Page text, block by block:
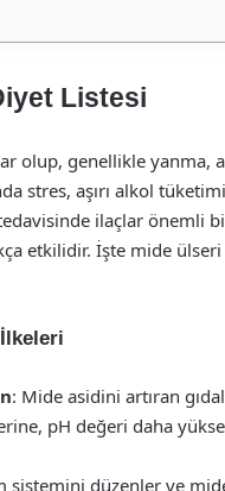
Listesi
olup, genellikle yanma,
stres, aşırı alkol
ilaçlar önemli
etkilidir. İşte mide
: Mide asidini artıran
pH değeri daha
düzenler ve